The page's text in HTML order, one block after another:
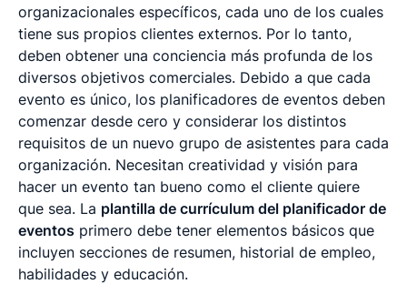
organizacionales específicos, cada uno de los cuales
tiene sus propios clientes externos. Por lo tanto,
deben obtener una conciencia más profunda de los
diversos objetivos comerciales. Debido a que cada
evento es único, los planificadores de eventos deben
comenzar desde cero y considerar los distintos
requisitos de un nuevo grupo de asistentes para cada
organización. Necesitan creatividad y visión para
hacer un evento tan bueno como el cliente quiere
que sea. La plantilla de currículum del planificador de
eventos primero debe tener elementos básicos que
incluyen secciones de resumen, historial de empleo,
habilidades y educación.